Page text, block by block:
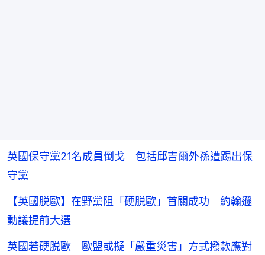
英國保守黨21名成員倒戈 包括邱吉爾外孫遭踢出保
守黨
【英國脱歐】在野黨阻「硬脱歐」首關成功 約翰遜
動議提前大選
英國若硬脱歐 歐盟或擬「嚴重災害」方式撥款應對